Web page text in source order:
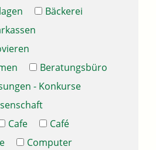
Bäckerei
Beratungsbüro
- Konkurse
Cafe
Café
Computer